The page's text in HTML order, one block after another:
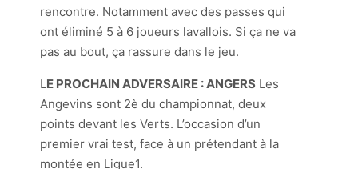
rencontre. Notamment avec des passes qui
ont éliminé 5 à 6 joueurs lavallois. Si ça ne va
pas au bout, ça rassure dans le jeu.
LE PROCHAIN ADVERSAIRE : ANGERS Les
Angevins sont 2è du championnat, deux
points devant les Verts. L’occasion d’un
premier vrai test, face à un prétendant à la
montée en Ligue1.